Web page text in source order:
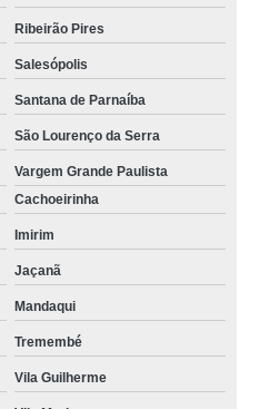
Ribeirão Pires
Salesópolis
Santana de Parnaíba
São Lourenço da Serra
Vargem Grande Paulista
Cachoeirinha
Imirim
Jaçanã
Mandaqui
Tremembé
Vila Guilherme